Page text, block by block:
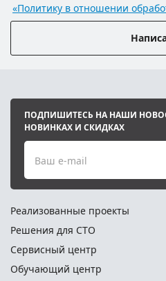
«Политику в отношении
ПОДПИШИТЕСЬ НА НАШИ
НОВИНКАХ И СКИДКАХ
Ваш e-mail
Реализованные проекты
Решения для СТО
Сервисный центр
Обучающий центр